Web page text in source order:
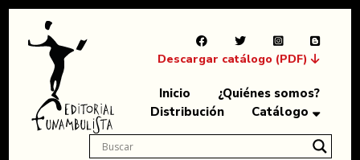
Descargar catálogo (PDF)
Inicio
¿Quiénes somos?
Distribución
Catálogo